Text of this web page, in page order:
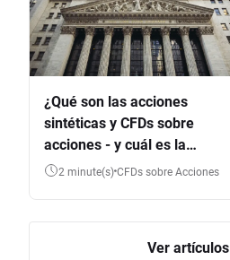
¿Qué son las acciones
sintéticas y CFDs sobre
acciones - y cuál es la
diferencia?
2 minute(s) CFDs sobre Acciones
Ver artículos